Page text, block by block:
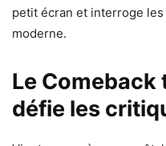
petit écran et interroge
moderne.
Le Comeback
défie les